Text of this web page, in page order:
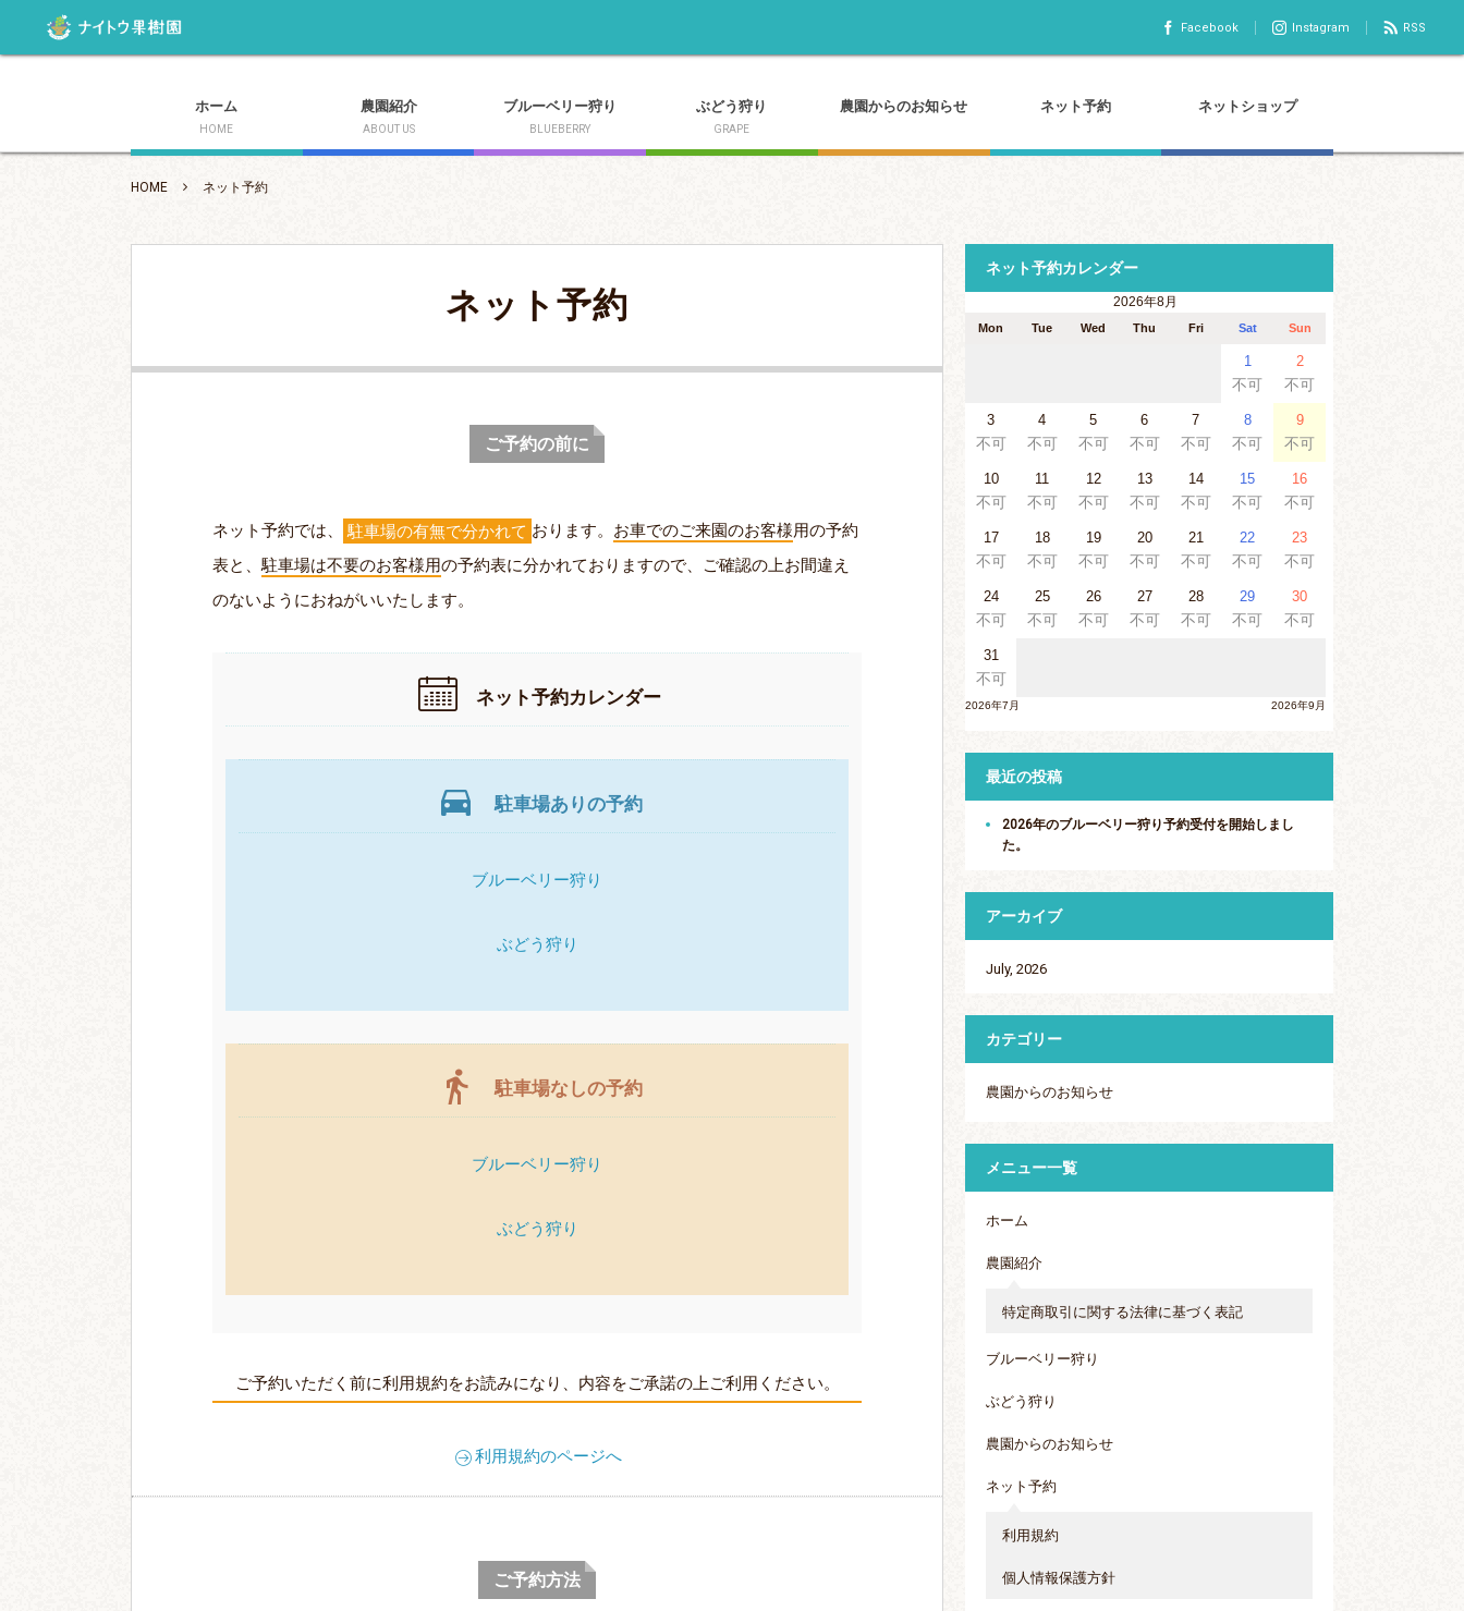
Facebook Instagram RSS
ホーム
HOME
農園紹介
ABOUT US
ブルーベリー狩り
BLUEBERRY
ぶどう狩り
GRAPE
農園からのお知らせ ネット予約 ネットショップ
HOME ネット予約
ネット予約
ご予約の前に
ネット予約では、 駐車場の有無で分かれて おります。 お車でのご来園のお客様用の予約
表と、駐車場は不要のお客様用の予約表に分かれておりますので、ご確認の上お間違え
のないようにおねがいいたします。
ネット予約カレンダー
駐車場ありの予約
ブルーベリー狩り
ぶどう狩り
駐車場なしの予約
ブルーベリー狩り
ぶどう狩り
ご予約いただく前に利用規約をお読みになり、内容をご承諾の上ご利用ください。
利用規約のページへ
ご予約方法
ネット予約カレンダー
2026年8月
Mon Tue Wed Thu Fri Sat Sun
1
不可
2
不可
3
不可
4
不可
5
不可
6
不可
7
不可
8
不可
9
不可
10
不可
11
不可
12
不可
13
不可
14
不可
15
不可
16
不可
17
不可
18
不可
19
不可
20
不可
21
不可
22
不可
23
不可
24
不可
25
不可
26
不可
27
不可
28
不可
29
不可
30
不可
31
不可
2026年7月 2026年9月
最近の投稿
2026年のブルーベリー狩り予約受付を開始しまし
た。
アーカイブ
July, 2026
カテゴリー
農園からのお知らせ
メニュー一覧
ホーム
農園紹介
特定商取引に関する法律に基づく表記
ブルーベリー狩り
ぶどう狩り
農園からのお知らせ
ネット予約
利用規約
個人情報保護方針